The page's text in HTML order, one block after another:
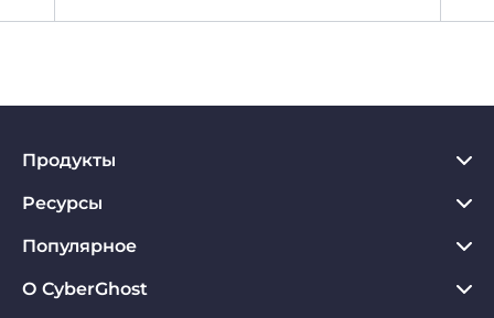
Продукты
VPN для PC
VPN для Chrome
VPN для Mac
Ресурсы
Что такое VPN
Хаб по конфиденциальности
Популярное
Отзывы о CyberGhost VPN
О CyberGhost